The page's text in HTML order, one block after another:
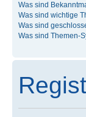
Was sind
Was sind wichtige
Was sind
Was sind Themen-